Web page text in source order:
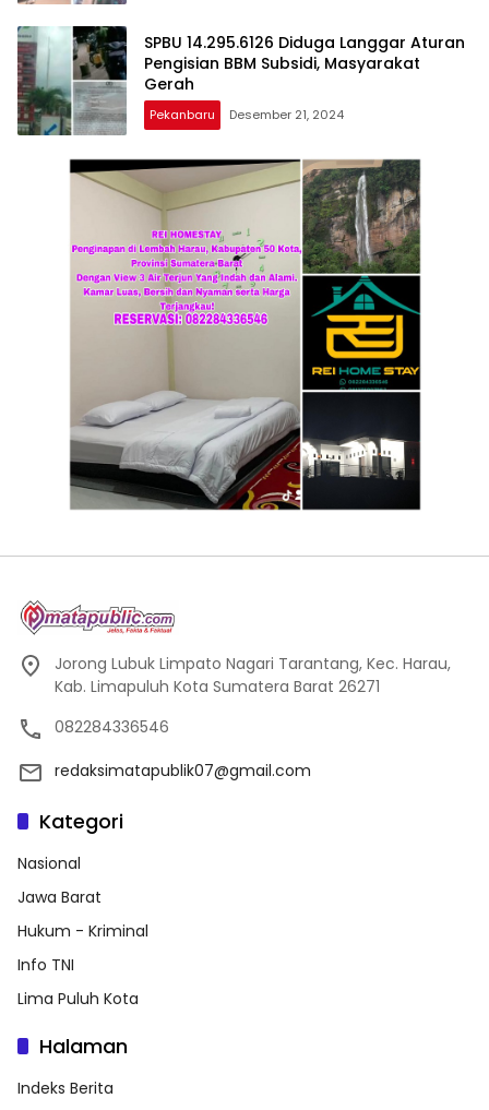
SPBU 14.295.6126 Diduga Langgar Aturan
Pengisian BBM Subsidi, Masyarakat
Gerah
Pekanbaru Desember 21, 2024
Jorong Lubuk Limpato Nagari Tarantang, Kec. Harau,
Kab. Limapuluh Kota Sumatera Barat 26271
082284336546
redaksimatapublik07@gmail.com
Kategori
Nasional
Jawa Barat
Hukum - Kriminal
Info TNI
Lima Puluh Kota
Halaman
Indeks Berita